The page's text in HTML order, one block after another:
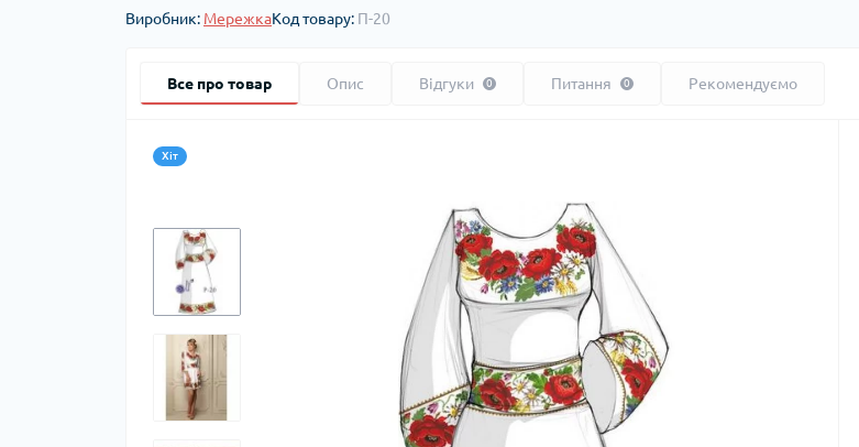
Виробник: МережкаКод товару: П-20
Все про товар Опис Відгуки 0 Питання 0 Рекомендуємо
Хіт